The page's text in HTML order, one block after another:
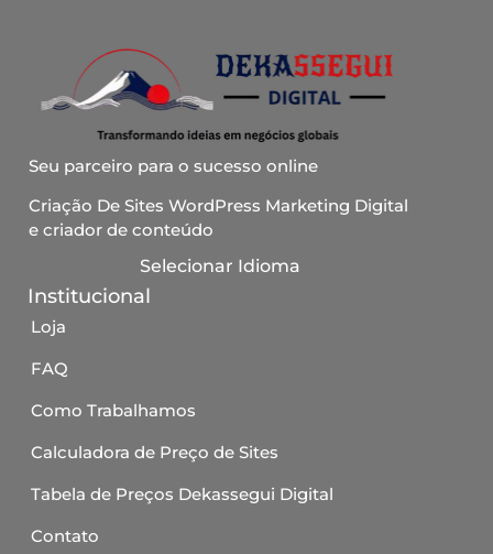
Seu parceiro para o sucesso online
Criação De Sites WordPress Marketing Digital
e criador de conteúdo
Selecionar Idioma
Institucional
Loja
FAQ
Como Trabalhamos
Calculadora de Preço de Sites
Tabela de Preços Dekassegui Digital
Contato